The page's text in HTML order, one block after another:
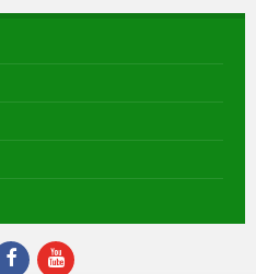
FacebookYouTube